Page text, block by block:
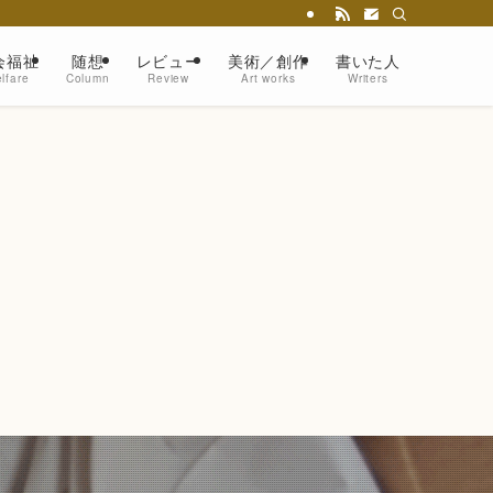
福祉 随想
Column
レビュー
Review
美術／創作
Art works
書いた人
Writers